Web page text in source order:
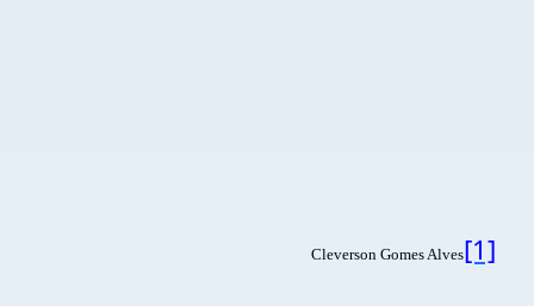
Cleverson Gomes Alves[1]